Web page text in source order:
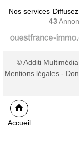
Nos services
43
© Additi
Mentions légales -
Accueil